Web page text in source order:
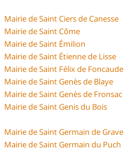
Mairie de Saint Ciers de Canesse
Mairie de Saint Côme
Mairie de Saint Émilion
Mairie de Saint Étienne de Lisse
Mairie de Saint Félix de Foncaude
Mairie de Saint Genès de Blaye
Mairie de Saint Genès de Fronsac
Mairie de Saint Genis du Bois
Mairie de Saint Germain de Grave
Mairie de Saint Germain du Puch